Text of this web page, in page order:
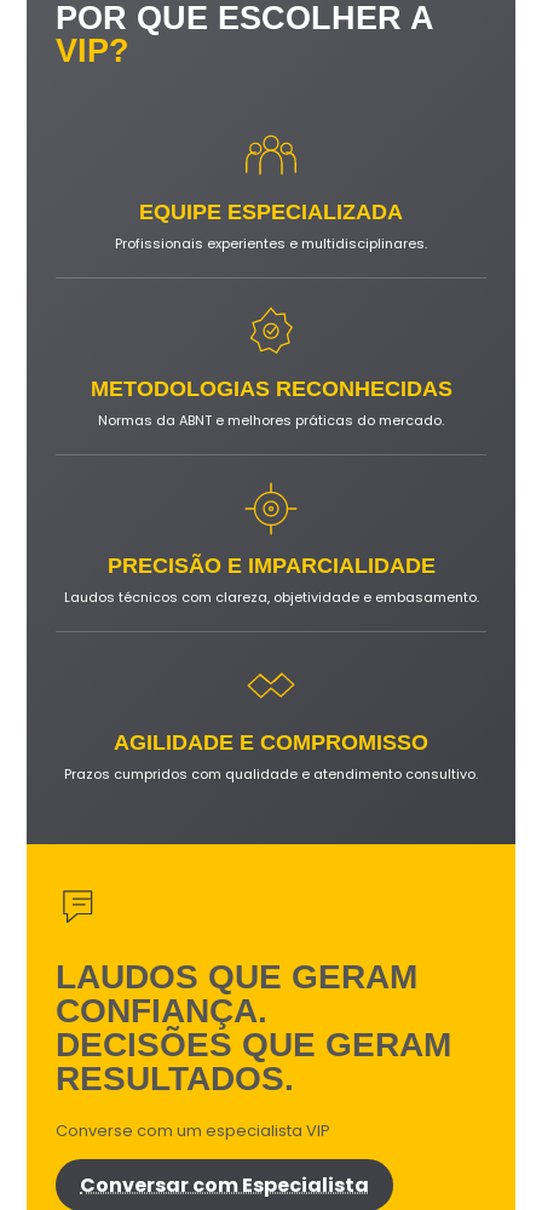
POR QUE ESCOLHER A
VIP?
EQUIPE ESPECIALIZADA
Profissionais experientes e multidisciplinares.
METODOLOGIAS RECONHECIDAS
Normas da ABNT e melhores práticas do mercado.
PRECISÃO E IMPARCIALIDADE
Laudos técnicos com clareza, objetividade e embasamento.
AGILIDADE E COMPROMISSO
Prazos cumpridos com qualidade e atendimento consultivo.
LAUDOS QUE GERAM
CONFIANÇA.
DECISÕES QUE GERAM
RESULTADOS.
Converse com um especialista VIP
Conversar com Especialista